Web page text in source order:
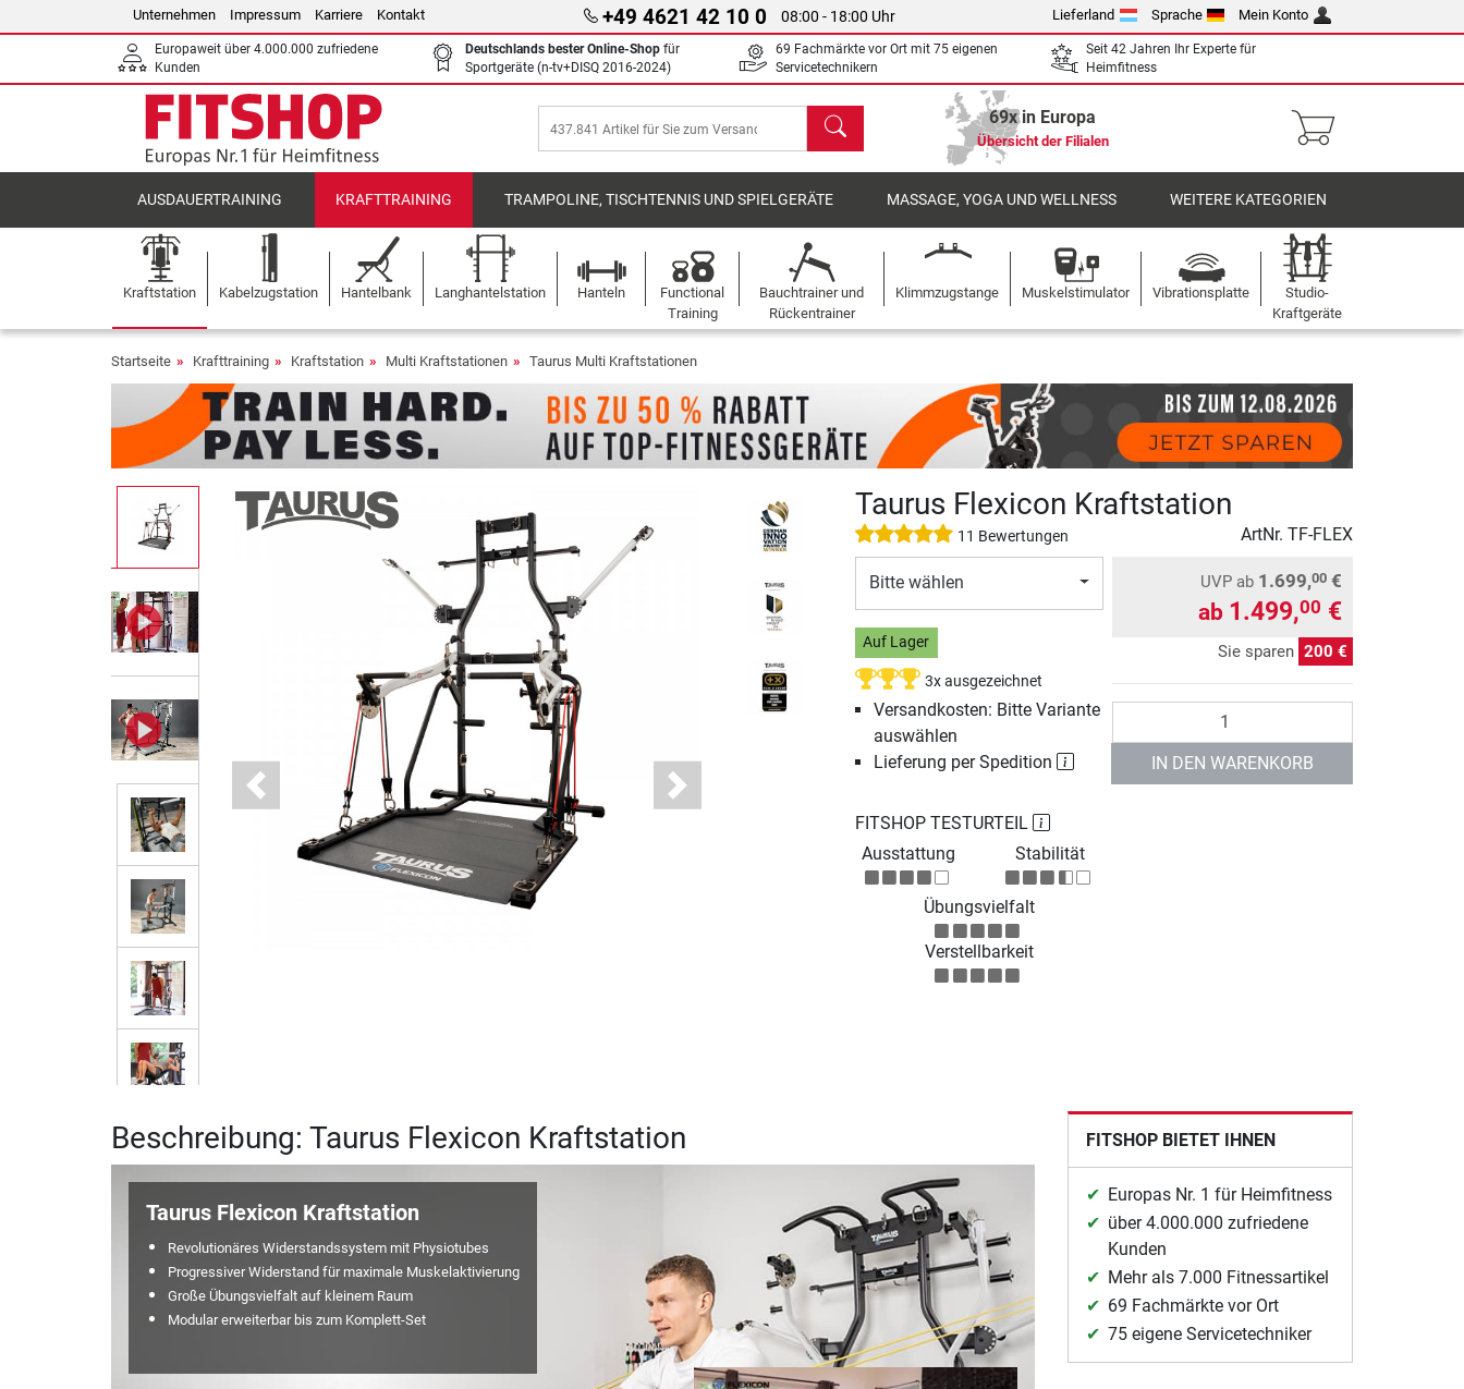
Unternehmen Impressum Karriere Kontakt +49 4621 42 10 0 08:00 - 18:00 Uhr Lieferland Sprache Mein Konto
Europaweit über 4.000.000 zufriedene
Kunden
Deutschlands bester Online-Shop für
Sportgeräte (n-tv+DISQ 2016-2024)
69 Fachmärkte vor Ort mit 75 eigenen
Servicetechnikern
Seit 42 Jahren Ihr Experte für
Heimfitness
Suchen 69x in Europa
Übersicht der Filialen
AUSDAUERTRAINING KRAFTTRAINING TRAMPOLINE, TISCHTENNIS UND SPIELGERÄTE MASSAGE, YOGA UND WELLNESS WEITERE KATEGORIEN
Kraftstation Kabelzugstation Hantelbank Langhantelstation Hanteln
Functional
Training
Bauchtrainer und
Rückentrainer
Klimmzugstange Muskelstimulator Vibrationsplatte
Studio-
Kraftgeräte
Startseite Krafttraining Kraftstation Multi Kraftstationen Taurus Multi Kraftstationen
Previous Next
Taurus Flexicon Kraftstation
11 Bewertungen ArtNr. TF-FLEX
Bitte wählen
Auf Lager
3x ausgezeichnet
Versandkosten: Bitte Variante
auswählen
Lieferung per Spedition
UVP ab 1.699,00 €
ab 1.499,00 €
Sie sparen 200 €
IN DEN WARENKORB
FITSHOP TESTURTEIL
Ausstattung
Stabilität
Übungsvielfalt
Verstellbarkeit
Beschreibung: Taurus Flexicon Kraftstation
Taurus Flexicon Kraftstation
Revolutionäres Widerstandssystem mit Physiotubes
Progressiver Widerstand für maximale Muskelaktivierung
Große Übungsvielfalt auf kleinem Raum
Modular erweiterbar bis zum Komplett-Set
FITSHOP BIETET IHNEN
Europas Nr. 1 für Heimfitness
über 4.000.000 zufriedene
Kunden
Mehr als 7.000 Fitnessartikel
69 Fachmärkte vor Ort
75 eigene Servicetechniker